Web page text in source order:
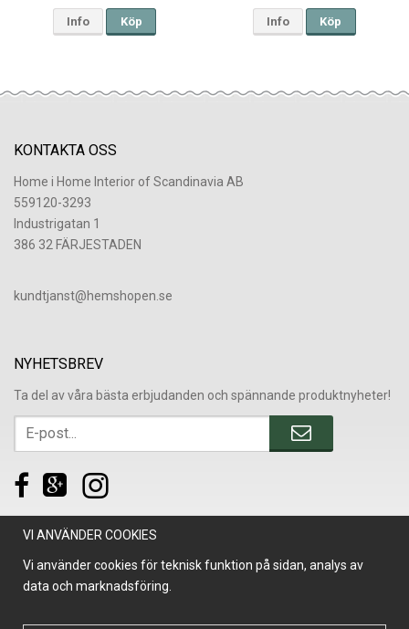
Info Köp Info Köp
KONTAKTA OSS
Home i Home Interior of Scandinavia AB
559120-3293
Industrigatan 1
386 32 FÄRJESTADEN
​kundtjanst@hemshopen.se
NYHETSBREV
Ta del av våra bästa erbjudanden och spännande produktnyheter!
VI ANVÄNDER COOKIES
Vi använder cookies för teknisk funktion på sidan, analys av
data och marknadsföring.